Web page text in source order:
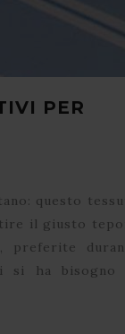
PER
questo
il giusto
preferite
si ha bisogno